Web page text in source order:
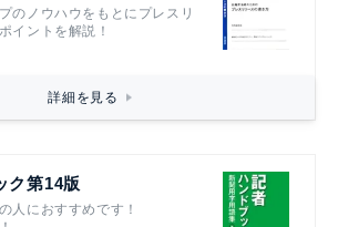
のノウハウをもとにプレスリ
イントを解説！
詳細を見る
ク第14版
人におすすめです！